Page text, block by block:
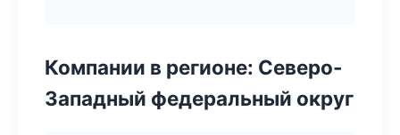
Компании в регионе: Северо-
Западный федеральный округ